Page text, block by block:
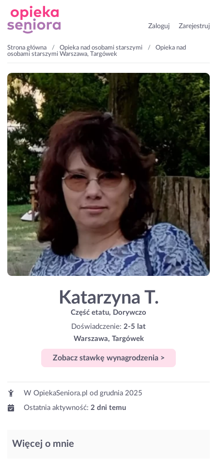
Zaloguj Zarejestruj
Strona główna Opieka nad osobami starszymi
Opieka nad
osobami starszymi Warszawa, Targówek
Katarzyna T.
Część etatu, Dorywczo
Doświadczenie: 2-5 lat
Warszawa, Targówek
Zobacz stawkę wynagrodzenia >
W OpiekaSeniora.pl od grudnia 2025
Ostatnia aktywność: 2 dni temu
Więcej o mnie